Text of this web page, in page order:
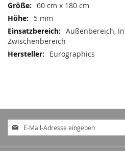
60 cm x 180 cm
5 mm
Außenbereich,
Zwischenbereich
Eurographics
Anmeldung
zum
Newsletter: